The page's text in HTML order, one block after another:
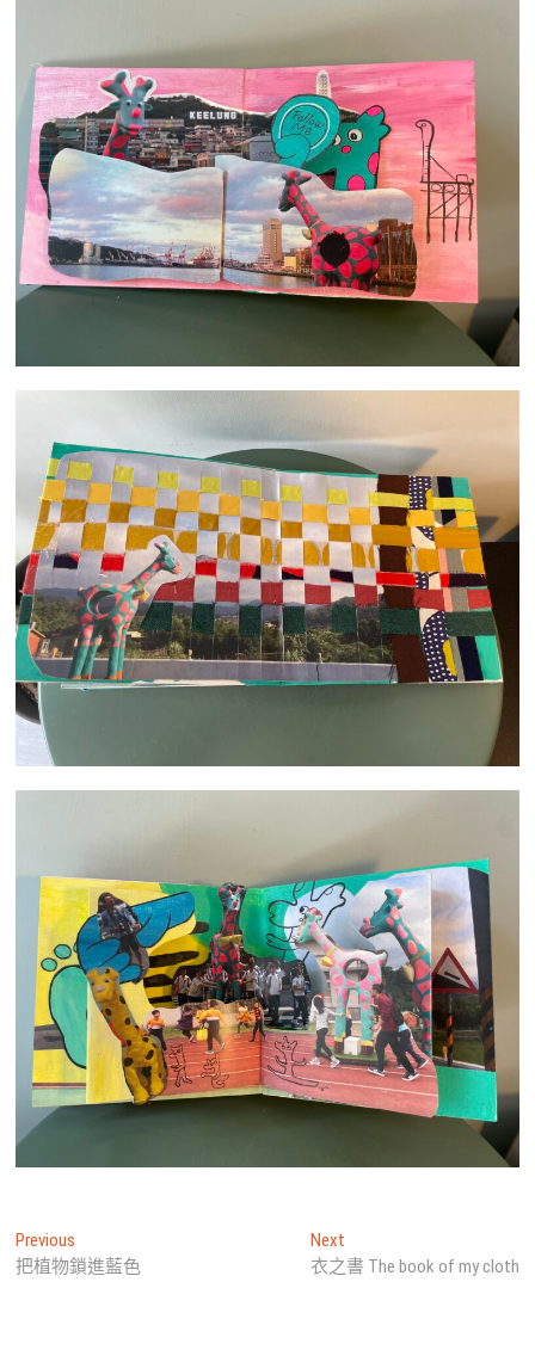
文
章
Previous
post:
把植物鎖進藍色
NextNext
post:
衣之書 The book of my cloth